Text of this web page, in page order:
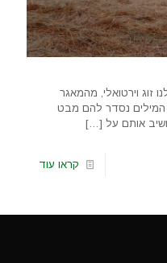
זוג וירטואלי, מהמאגר
המילים נסדר להם מבט
אותם על […]
קראו עוד